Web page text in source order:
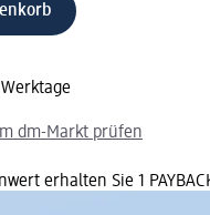
dm-Markt prüfen
erhalten Sie 1